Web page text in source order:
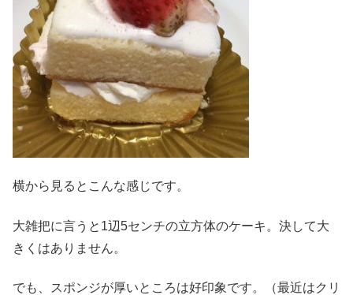
横から見るとこんな感じです。
大雑把に言うと1辺5センチの立方体のケーキ。決して大
きくはありません。
でも、スポンジが厚いところは好印象です。（最近はクリ